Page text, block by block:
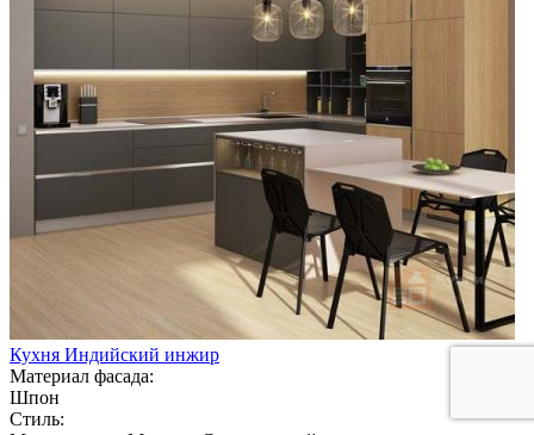
Кухня Индийский инжир
Материал фасада:
Шпон
Стиль: